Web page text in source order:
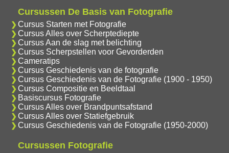
Cursussen De Basis van Fotografie
Cursus Starten met Fotografie
Cursus Alles over Scherptediepte
Cursus Aan de slag met belichting
Cursus Scherpstellen voor Gevorderden
Cameratips
Cursus Geschiedenis van de fotografie
Cursus Geschiedenis van de Fotografie (1900 - 1950)
Cursus Compositie en Beeldtaal
Basiscursus Fotografie
Cursus Alles over Brandpuntsafstand
Cursus Alles over Statiefgebruik
Cursus Geschiedenis van de Fotografie (1950-2000)
Cursussen Fotografie